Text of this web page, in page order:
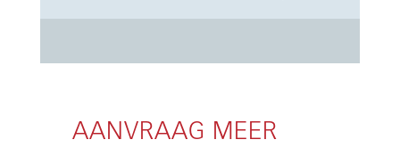
tussen binnen en buiten. De omgeving zorgt voor
mediterraan wonen.
AANVRAAG MEER